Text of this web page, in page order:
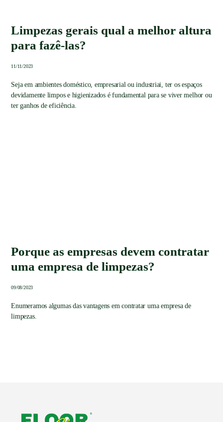
Limpezas gerais qual a melhor altura
para fazê-las?
11/11/2023
Seja em ambientes doméstico, empresarial ou industriai, ter os espaços
devidamente limpos e higienizados é fundamental para se viver melhor ou
ter ganhos de eficiência.
Porque as empresas devem contratar
uma empresa de limpezas?
09/08/2023
Enumeramos algumas das vantagens em contratar uma empresa de
limpezas.